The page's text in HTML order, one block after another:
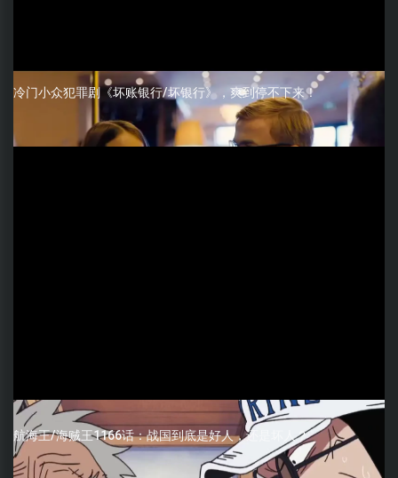
冷门小众犯罪剧《坏账银行/坏银行》，爽到停不下来！
航海王/海贼王1166话：战国到底是好人，还是坏人？